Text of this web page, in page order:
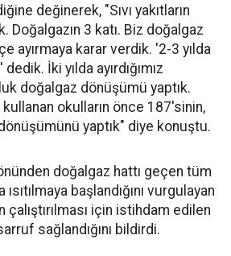
değinerek, "Sıvı yakıtların
Doğalgazın 3 katı. Biz doğalgaz
ayırmaya karar verdik. '2-3 yılda
İki yılda ayırdığımız
doğalgaz dönüşümü yaptık.
okulların önce 187'sinin,
yaptık" diye konuştu.
doğalgaz hattı geçen tüm
başlandığını vurgulayan
çalıştırılması için istihdam edilen
sağlandığını bildirdi.